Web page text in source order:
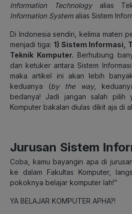
Information Technologyalias
Information Systemalias Sistem
Di Indonesia sendiri, kelima materi
menjadi tiga: 1) Sistem Informasi,
Teknik Komputer. Berhubung
dan ketuker antara Sistem
maka artikel ini akan lebih
keduanya (by the way,
bedanya! Jadi jangan salah pilih
Komputer bakalan diulas dikit aja di
Jurusan Sistem
Coba, kamu bayangin apa di
ke dalam Fakultas Komputer,
pokoknya belajar komputer lah!”
YA BELAJAR KOMPUTER APHA?!